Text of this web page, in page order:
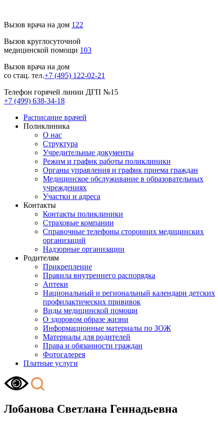
Вызов врача на дом 122
Вызов круглосуточной
медицинской помощи 103
Вызов врача на дом
со стац. тел.+7 (495) 122-02-21
Телефон горячей линии ДГП №15
+7 (499) 638-34-18
Расписание врачей
Поликлиника
О нас
Структура
Учредительные документы
Режим и график работы поликлиники
Органы управления и график приема граждан
Медицинское обслуживание в образовательных
учреждениях
Участки и адреса
Контакты
Контакты поликлиники
Страховые компании
Справочные телефоны сторонних медицинских
организаций
Надзорные организации
Родителям
Прикрепление
Правила внутреннего распорядка
Аптеки
Национальный и региональный календари детских
профилактических прививок
Виды медицинской помощи
О здоровом образе жизни
Информационные материалы по ЗОЖ
Материалы для родителей
Права и обязанности граждан
Фотогалерея
Платные услуги
Лобанова Светлана Геннадьевна